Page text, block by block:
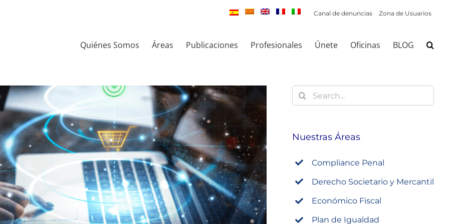
Canal de denuncias Zona de Usuarios
Quiénes Somos Áreas Publicaciones Profesionales Únete Oficinas BLOG
Buscar:
Nuestras Áreas
Compliance Penal
Derecho Societario y Mercantil
Económico Fiscal
Plan de Igualdad